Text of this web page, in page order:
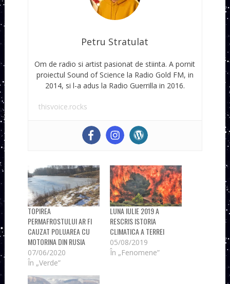
Petru Stratulat
Om de radio si artist pasionat de stiinta. A pornit
proiectul Sound of Science la Radio Gold FM, in
2014, si l-a adus la Radio Guerrilla in 2016.
thisvoice.rocks
TOPIREA
PERMAFROSTULUI AR FI
CAUZAT POLUAREA CU
MOTORINA DIN RUSIA
07/06/2020
În „Verde”
LUNA IULIE 2019 A
RESCRIS ISTORIA
CLIMATICA A TERREI
05/08/2019
În „Fenomene”